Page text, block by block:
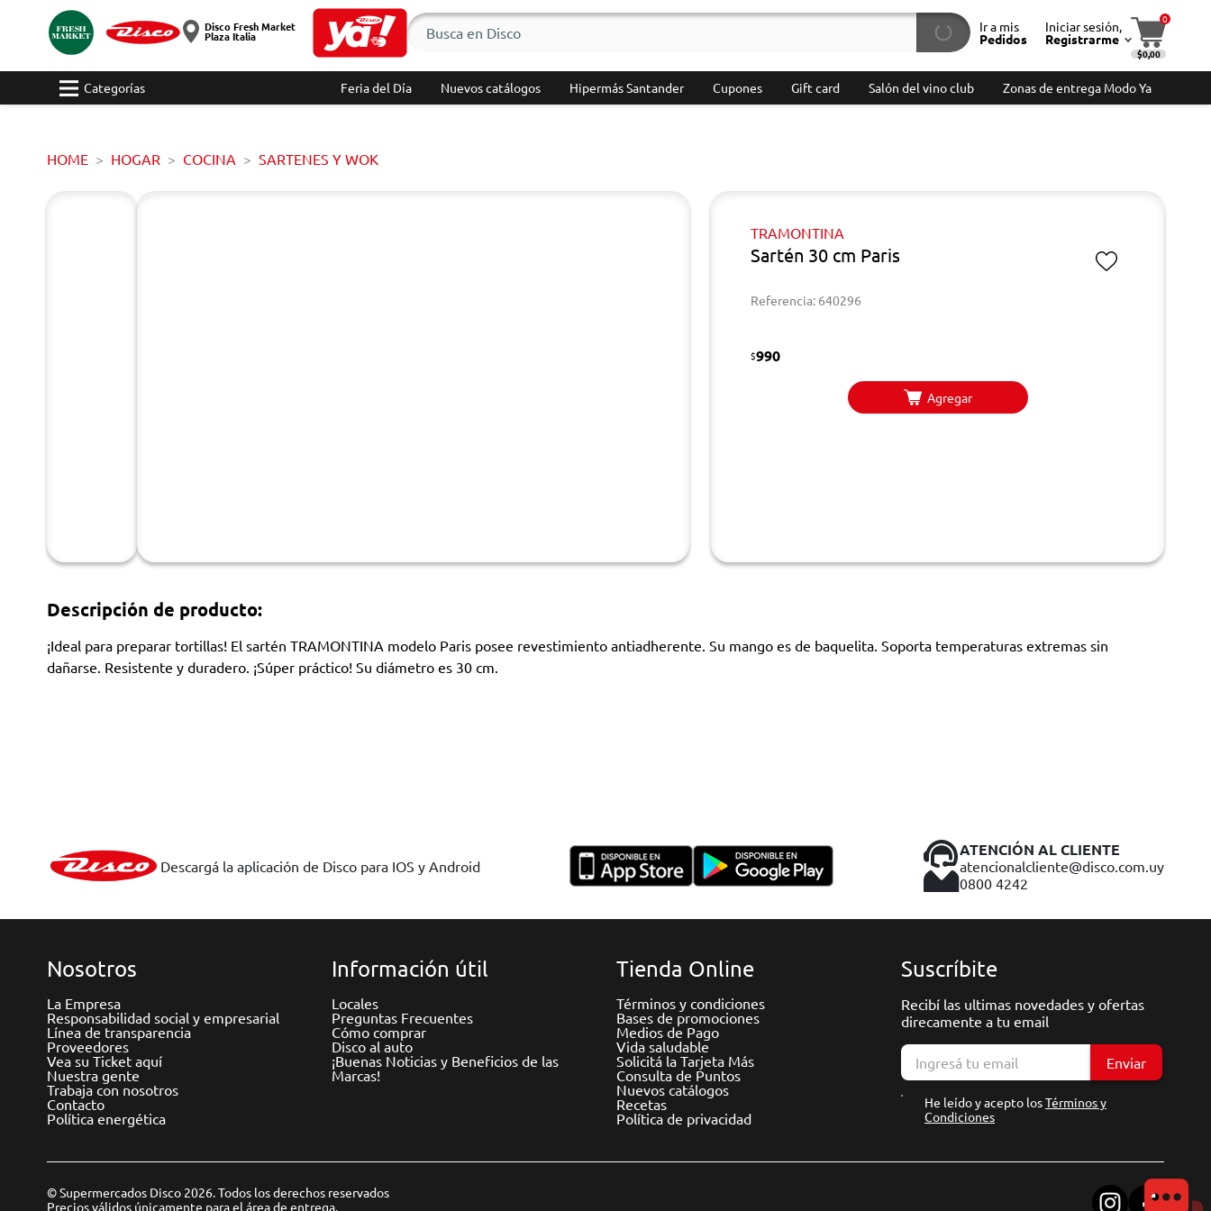
Disco Fresh Market
Plaza Italia
Ir a mis
Pedidos
Iniciar sesión,
Registrarme
0
$0,00
Categorías Feria del Día Nuevos catálogos Hipermás Santander Cupones Gift card Salón del vino club Zonas de entrega Modo Ya
HOME HOGAR COCINA SARTENES Y WOK
TRAMONTINA
Sartén 30 cm Paris
Referencia: 640296
$990
Agregar
Descripción de producto:
¡Ideal para preparar tortillas! El sartén TRAMONTINA modelo Paris posee revestimiento antiadherente. Su mango es de baquelita. Soporta temperaturas extremas sin
dañarse. Resistente y duradero. ¡Súper práctico! Su diámetro es 30 cm.
Descargá la aplicación de Disco para IOS y Android
ATENCIÓN AL CLIENTE
atencionalcliente@disco.com.uy
0800 4242
Nosotros
La Empresa
Responsabilidad social y empresarial
Línea de transparencia
Proveedores
Vea su Ticket aquí
Nuestra gente
Trabaja con nosotros
Contacto
Política energética
Información útil
Locales
Preguntas Frecuentes
Cómo comprar
Disco al auto
¡Buenas Noticias y Beneficios de las
Marcas!
Tienda Online
Términos y condiciones
Bases de promociones
Medios de Pago
Vida saludable
Solicitá la Tarjeta Más
Consulta de Puntos
Nuevos catálogos
Recetas
Política de privacidad
Suscríbite
Recibí las ultimas novedades y ofertas
direcamente a tu email
Enviar
He leído y acepto losTérminos y
Condiciones
© Supermercados Disco 2026. Todos los derechos reservados
Precios válidos únicamente para el área de entrega.